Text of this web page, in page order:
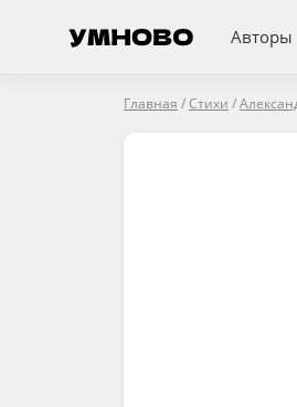
Авторы
Главная /Стихи /